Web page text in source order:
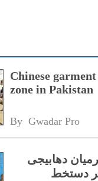
Chinese
zone in Pakistan
By Gwadar Pro
دھابیجی
دستخط